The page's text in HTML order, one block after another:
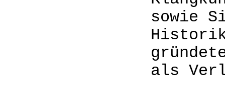
sowie
als